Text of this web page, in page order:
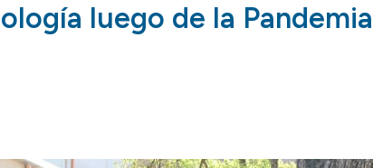
luego de la Pandemia